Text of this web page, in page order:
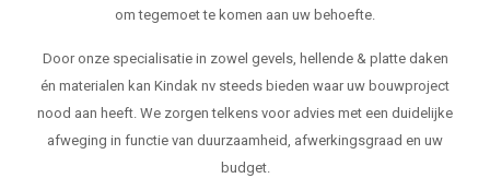
om tegemoet te komen aan uw behoefte.
Door onze specialisatie in zowel gevels, hellende & platte daken
én materialen kan Kindak nv steeds bieden waar uw bouwproject
nood aan heeft. We zorgen telkens voor advies met een duidelijke
afweging in functie van duurzaamheid, afwerkingsgraad en uw
budget.